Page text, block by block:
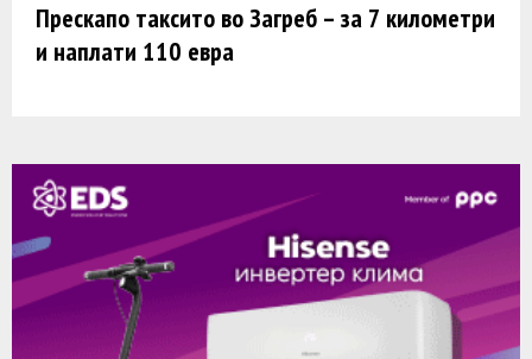
Прескапо таксито во Загреб – за 7 километри
и наплати 110 евра